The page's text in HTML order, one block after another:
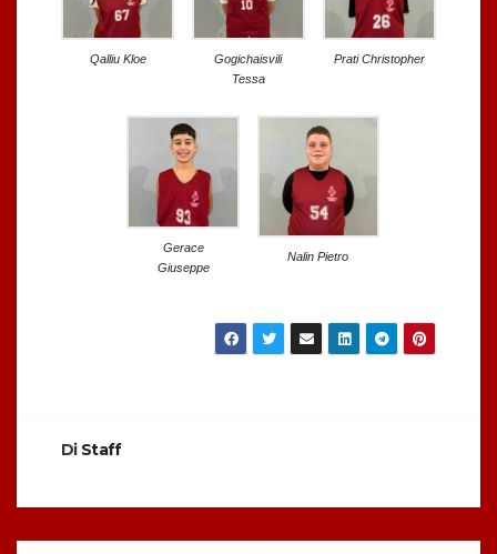
Qalliu Kloe
Gogichaisvili
Tessa
Prati Christopher
Gerace
Giuseppe
Nalin Pietro
Di Staff